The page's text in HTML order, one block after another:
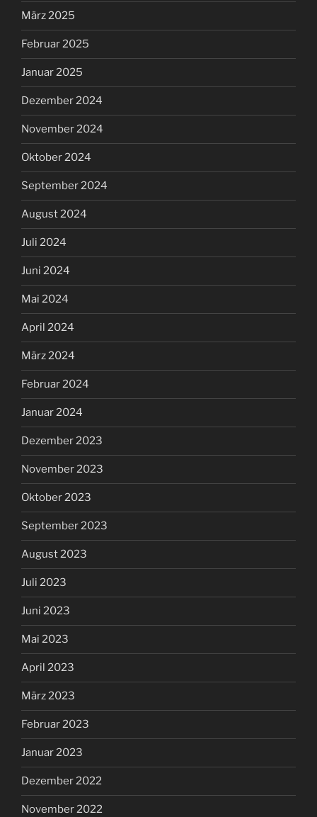
März 2025
Februar 2025
Januar 2025
Dezember 2024
November 2024
Oktober 2024
September 2024
August 2024
Juli 2024
Juni 2024
Mai 2024
April 2024
März 2024
Februar 2024
Januar 2024
Dezember 2023
November 2023
Oktober 2023
September 2023
August 2023
Juli 2023
Juni 2023
Mai 2023
April 2023
März 2023
Februar 2023
Januar 2023
Dezember 2022
November 2022